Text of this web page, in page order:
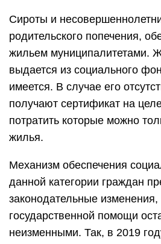
Сироты и
родительского попечения,
жильем муниципалитетами.
выдается из социального
имеется. В случае его
получают сертификат на
потратить которые можно
жилья.
Механизм обеспечения
данной категории граждан
законодательные изменения,
государственной помощи
неизменными. Так, в 2019